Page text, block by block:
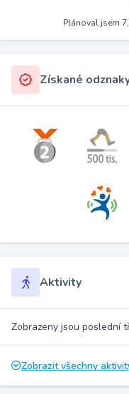
Plánoval jsem
Získané
Aktivity
Zobrazeny jsou poslední
Zobrazit všechny